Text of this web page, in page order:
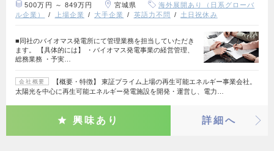
500万円 ～ 849万円 宮城県
海外展開あり（日系グローバ
ル企業）
上場企業 大手企業 英語力不問 土日祝休み
■同社のバイオマス発電所にて管理業務を担当していただき
ます。 【具体的には】 ・バイオマス発電事業の経営管理、
総務業務 ・予実…
会社概要
【概要・特徴】 東証プライム上場の再生可能エネルギー事業会社。
太陽光を中心に再生可能エネルギー発電施設を開発・運営し、電力…
興味あり 詳細へ